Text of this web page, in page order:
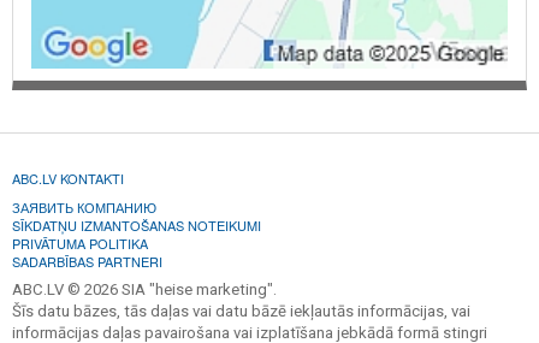
ABC.LV KONTAKTI
ЗАЯВИТЬ КОМПАНИЮ
SĪKDATŅU IZMANTOŠANAS NOTEIKUMI
PRIVĀTUMA POLITIKA
SADARBĪBAS PARTNERI
ABC.LV © 2026 SIA "heise marketing".
Šīs datu bāzes, tās daļas vai datu bāzē iekļautās informācijas, vai
informācijas daļas pavairošana vai izplatīšana jebkādā formā stingri